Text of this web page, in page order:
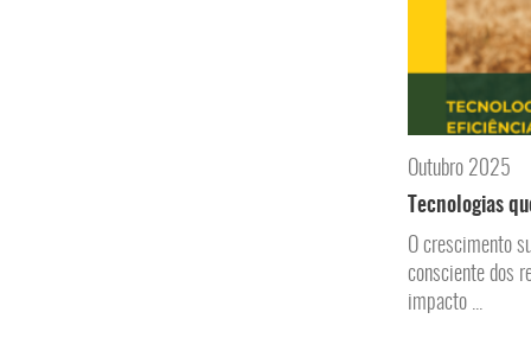
Outubro 2025
Tecnologias
O crescimento
consciente dos
impacto ...